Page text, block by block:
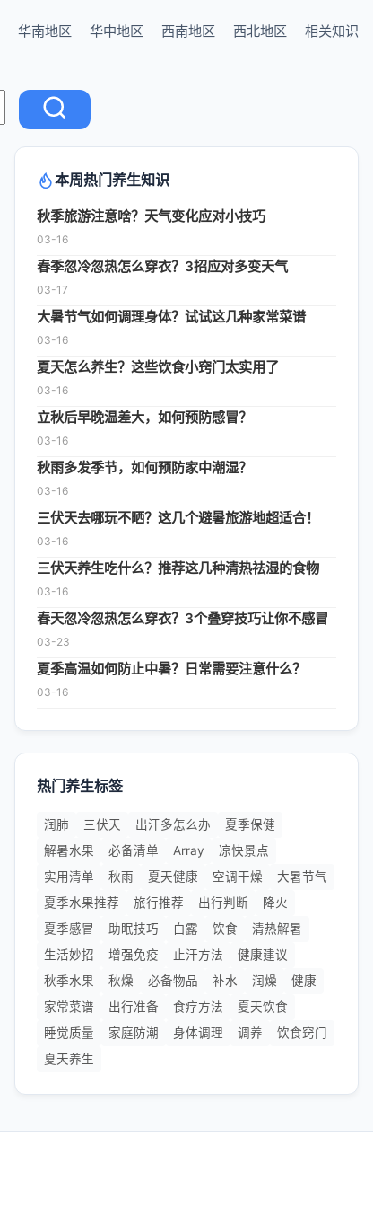
华南地区 华中地区 西南地区 西北地区 相关知识
本周热门养生知识
秋季旅游注意啥？天气变化应对小技巧
03-16
春季忽冷忽热怎么穿衣？3招应对多变天气
03-17
大暑节气如何调理身体？试试这几种家常菜谱
03-16
夏天怎么养生？这些饮食小窍门太实用了
03-16
立秋后早晚温差大，如何预防感冒？
03-16
秋雨多发季节，如何预防家中潮湿？
03-16
三伏天去哪玩不晒？这几个避暑旅游地超适合！
03-16
三伏天养生吃什么？推荐这几种清热祛湿的食物
03-16
春天忽冷忽热怎么穿衣？3个叠穿技巧让你不感冒
03-23
夏季高温如何防止中暑？日常需要注意什么？
03-16
热门养生标签
润肺 三伏天 出汗多怎么办
夏季保健
解暑水果
必备清单 Array
凉快景点
实用清单
秋雨 夏天健康 空调干燥
大暑节气
夏季水果推荐
旅行推荐 出行判断
降火
夏季感冒
助眠技巧 白露 饮食
清热解暑
生活妙招
增强免疫 止汗方法
健康建议
秋季水果
秋燥 必备物品 补水 润燥
健康
家常菜谱
出行准备 食疗方法
夏天饮食
睡觉质量
家庭防潮 身体调理 调养
饮食窍门
夏天养生